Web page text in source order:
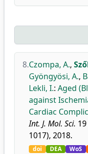
8.Czompa, A.,
Gyöngyösi, A.,
Lekli, I.: Aged
against
Cardiac
Int. J. Mol. Sci.
1017), 2018.
doi DEA WoS